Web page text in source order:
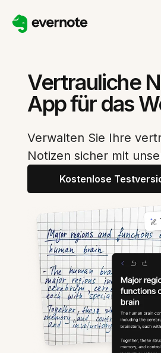
Vertrauliche
App für das
Verwalten Sie Ihre
Notizen sicher mit
Kostenlose